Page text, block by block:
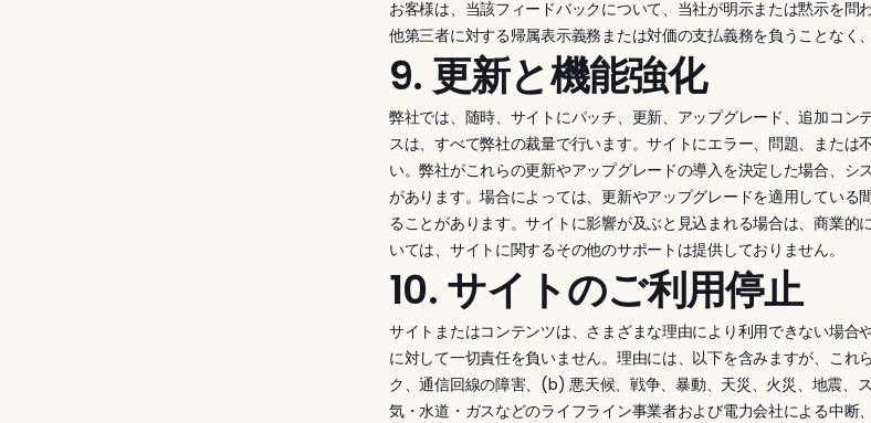
お客様は、当該フィードバックについて、当社が明示または黙示を
他第三者に対する帰属表示義務または対価の支払義務を負うことなく
9. 更新と機能強化
弊社では、随時、サイトにパッチ、更新、アップグレード、追加コ
スは、すべて弊社の裁量で行います。サイトにエラー、問題、また
い。弊社がこれらの更新やアップグレードの導入を決定した場合、
があります。場合によっては、更新やアップグレードを適用してい
ることがあります。サイトに影響が及ぶと見込まれる場合は、商業
いては、サイトに関するその他のサポートは提供しておりません。
10. サイトのご利用停止
サイトまたはコンテンツは、さまざまな理由により利用できない場
に対して一切責任を負いません。理由には、以下を含みますが、こ
ク、通信回線の障害、(b) 悪天候、戦争、暴動、天災、火災、地震
気・水道・ガスなどのライフライン事業者および電力会社による中断